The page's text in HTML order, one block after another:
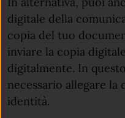
digitale della
copia del tuo
inviare la copia
digitalmente. In
necessario allegare
identità.